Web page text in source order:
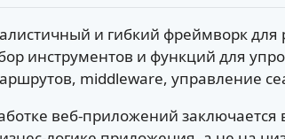
и гибкий фреймворк
инструментов и функций для
middleware, управление
веб-приложений